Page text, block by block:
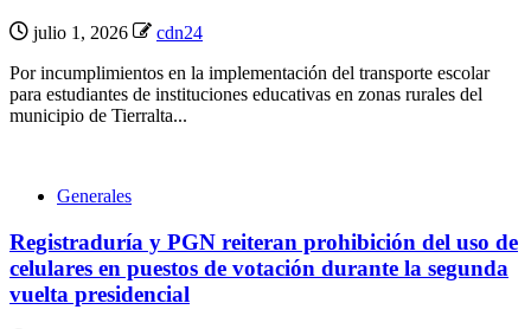
julio 1, 2026
cdn24
Por incumplimientos en la implementación del transporte escolar
para estudiantes de instituciones educativas en zonas rurales del
municipio de Tierralta...
Generales
Registraduría y PGN reiteran prohibición del uso de
celulares en puestos de votación durante la segunda
vuelta presidencial